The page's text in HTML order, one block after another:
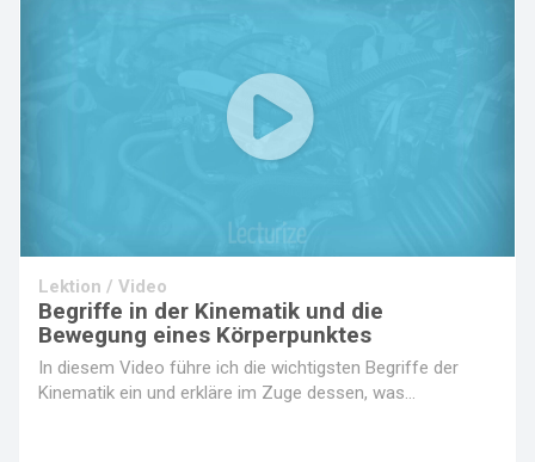
Play
Video
Lektion / Video
Begriffe in der Kinematik und die
Bewegung eines Körperpunktes
In diesem Video führe ich die wichtigsten Begriffe der
Kinematik ein und erkläre im Zuge dessen, was...